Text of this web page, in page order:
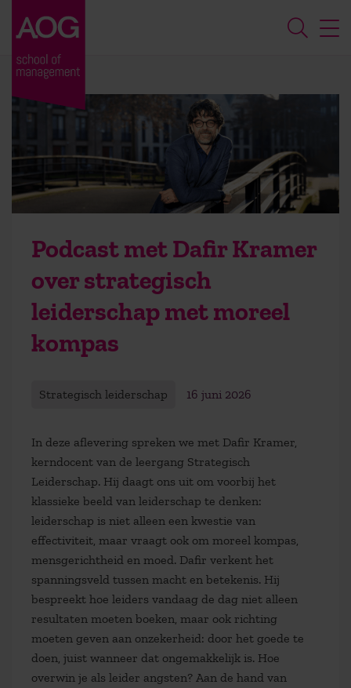
Podcast met Dafir Kramer
over strategisch
leiderschap met moreel
kompas
Strategisch leiderschap 16 juni 2026
In deze aflevering spreken we met Dafir Kramer,
kerndocent van de leergang Strategisch
Leiderschap. Hij daagt ons uit om voorbij het
klassieke beeld van leiderschap te denken:
leiderschap is niet alleen een kwestie van
effectiviteit, maar vraagt ook om moreel kompas,
mensgerichtheid en moed. Dafir verkent het
spanningsveld tussen macht en betekenis. Hij
bespreekt hoe leiders vandaag de dag niet alleen
resultaten moeten boeken, maar ook richting
moeten geven aan onzekerheid: door het goede te
doen, juist wanneer dat ongemakkelijk is. Hoe
overwin je als leider angsten? Aan de hand van